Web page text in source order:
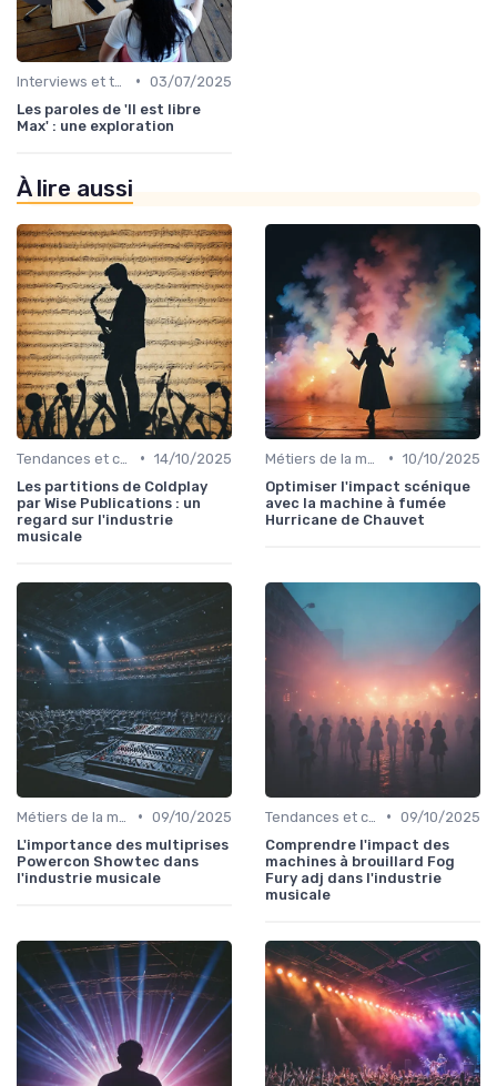
• 03/07/2025
Les paroles de 'Il est libre
Max' : une exploration
À lire aussi
• 14/10/2025
Les partitions de Coldplay
par Wise Publications : un
regard sur l'industrie
musicale
• 10/10/2025
Optimiser l'impact scénique
avec la machine à fumée
Hurricane de Chauvet
• 09/10/2025
L'importance des multiprises
Powercon Showtec dans
l'industrie musicale
• 09/10/2025
Comprendre l'impact des
machines à brouillard Fog
Fury adj dans l'industrie
musicale